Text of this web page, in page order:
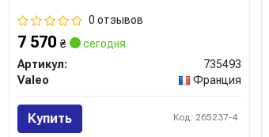
0 отзывов
7 570 ₴
сегодня
Артикул:
735493
Valeo
Франция
Купить Код: 265237-4